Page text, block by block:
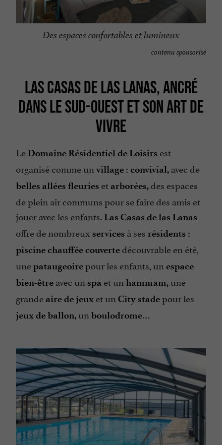
Des espaces confortables et lumineux
contenu sponsorisé
LAS CASAS DE LAS LANAS, ANCRÉ
DANS LE SUD-OUEST ET SON ART DE
VIVRE
Le Domaine Résidentiel de Loisirs est
organisé comme un village : convivial, avec de
belles allées fleuries et arborées,des espaces
de plein air communs pour se faire des amis et
jouer avec les enfants. Las Casas de las Lanas
offre de nombreux services à ses résidents :
piscine chauffée couvertedécouvrable en été,
unepataugeoirepour les enfants, un espace
bien-être avec un spa et un hammam, une
grande aire de jeux et un City stadepour les
jeux de ballon, un boulodrome…